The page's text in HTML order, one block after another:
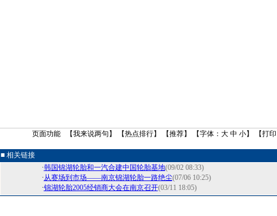
页面功能 【我来说两句 】 【热点排行】 【推荐】 【字体： 大 中 小】 【打印
■ 相关链接
·韩国锦湖轮胎和一汽合建中国轮胎基地(09/02 08:33)
·从赛场到市场——南京锦湖轮胎一路绝尘(07/06 10:25)
·锦湖轮胎2005经销商大会在南京召开(03/11 18:05)